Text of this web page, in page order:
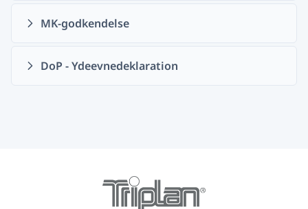
MK-godkendelse
DoP - Ydeevnedeklaration